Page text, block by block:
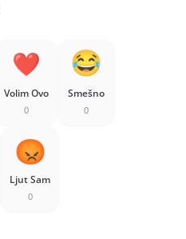
Volim Ovo
0
Smešno
0
Ljut Sam
0